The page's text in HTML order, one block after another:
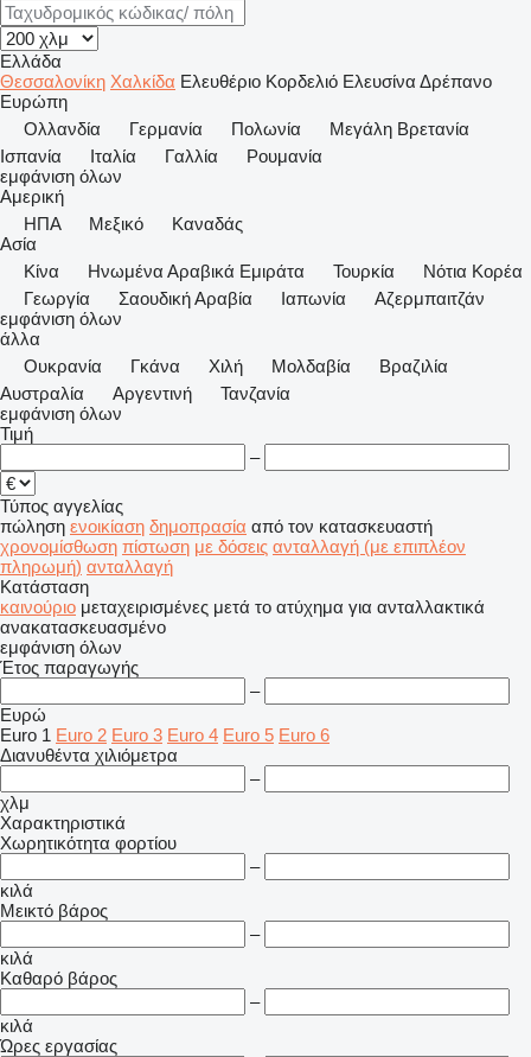
Ελλάδα
Θεσσαλονίκη Χαλκίδα Ελευθέριο Κορδελιό Ελευσίνα Δρέπανο
Ευρώπη
Ολλανδία
Γερμανία Πολωνία
Μεγάλη Βρετανία
Ισπανία
Ιταλία Γαλλία
Ρουμανία
εμφάνιση όλων
Αμερική
ΗΠΑ
Μεξικό
Καναδάς
Ασία
Κίνα
Hνωμένα Αραβικά Εμιράτα Τουρκία
Νότια Κορέα
Γεωργία
Σαουδική Αραβία Ιαπωνία
Αζερμπαιτζάν
εμφάνιση όλων
άλλα
Ουκρανία
Γκάνα Χιλή Μολδαβία
Βραζιλία
Αυστραλία
Αργεντινή
Τανζανία
εμφάνιση όλων
Τιμή
–
Τύπος αγγελίας
πώληση ενοικίαση δημοπρασία από τον κατασκευαστή
χρονομίσθωση πίστωση με δόσεις ανταλλαγή (με επιπλέον
πληρωμή) ανταλλαγή
Κατάσταση
καινούριο μεταχειρισμένες μετά το ατύχημα για ανταλλακτικά
ανακατασκευασμένο
εμφάνιση όλων
Έτος παραγωγής
–
Ευρώ
Euro 1 Euro 2 Euro 3 Euro 4 Euro 5 Euro 6
Διανυθέντα χιλιόμετρα
–
χλμ
Χαρακτηριστικά
Χωρητικότητα φορτίου
–
κιλά
Μεικτό βάρος
–
κιλά
Καθαρό βάρος
–
κιλά
Ώρες εργασίας